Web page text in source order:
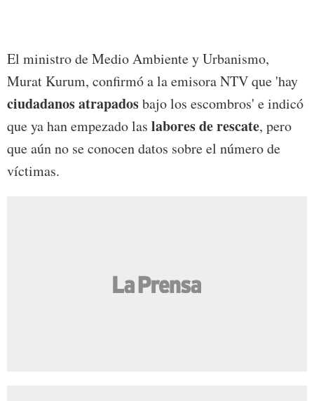
El ministro de Medio Ambiente y Urbanismo,
Murat Kurum, confirmó a la emisora NTV que 'hay
ciudadanos atrapadosbajo los escombros' e indicó
que ya han empezado las labores de rescate, pero
que aún no se conocen datos sobre el número de
víctimas.